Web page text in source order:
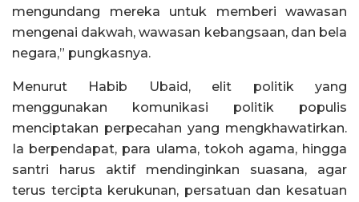
mengundang mereka untuk memberi wawasan
mengenai dakwah, wawasan kebangsaan, dan bela
negara,” pungkasnya.
Menurut Habib Ubaid, elit politik yang
menggunakan komunikasi politik populis
menciptakan perpecahan yang mengkhawatirkan.
Ia berpendapat, para ulama, tokoh agama, hingga
santri harus aktif mendinginkan suasana, agar
terus tercipta kerukunan, persatuan dan kesatuan